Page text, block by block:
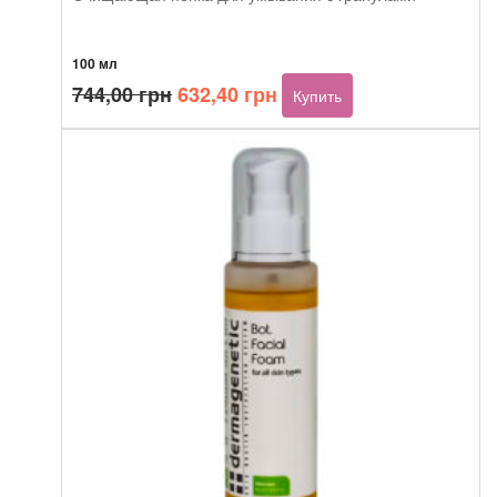
100 мл
744,00грнПервоначальная
цена
составляла
744,00 грн.
632,40 грнТекущая
цена:
632,40 грн.
Купить